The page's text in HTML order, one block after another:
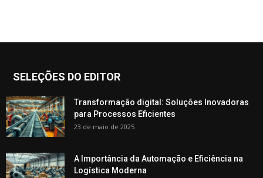
SELEÇÕES DO EDITOR
Transformação digital: Soluções Inovadoras
para Processos Eficientes
23 de maio de 2025
A Importância da Automação e Eficiência na
Logística Moderna